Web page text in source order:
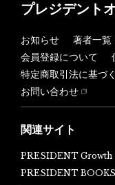
プレジデント
お知らせ 著者一覧
会員登録について
特定商取引法に基づ
お問い合わせ
関連サイト
PRESIDENT Growth
PRESIDENT BOOKS